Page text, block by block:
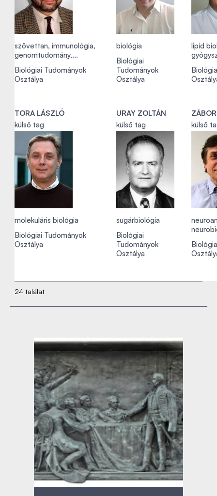
szövettan, immunológia,
genomtudomány,...
Biológiai Tudományok
Osztálya
biológia
Biológiai
Tudományok
Osztálya
lipid
TORA LÁSZLÓ
külső tag
molekuláris biológia
Biológiai Tudományok
Osztálya
URAY ZOLTÁN
külső tag
sugárbiológia
Biológiai
Tudományok
Osztálya
külső
24 találat